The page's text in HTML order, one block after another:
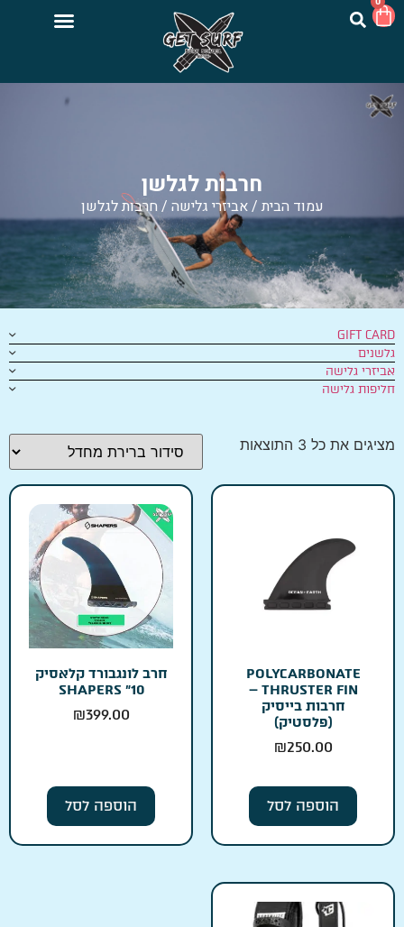
חרבות לגלשן
עמוד הבית /אביזרי גלישה / חרבות לגלשן
GIFT CARD
גלשנים
אביזרי גלישה
חליפות גלישה
מציגים את כל ⁦3⁩ התוצאות
POLYCARBONATE
THRUSTER FIN –
חרבות בייסיק
(פלסטיק)
₪250.00
הוספה לסל
חרב לונגבורד קלאסיק
10״ SHAPERS
₪399.00
הוספה לסל